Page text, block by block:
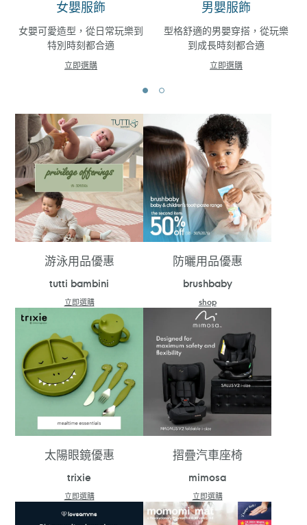
女嬰服飾
女嬰可愛造型，從日常玩樂到
特別時刻都合適
立即選購
男嬰服飾
型格舒適的男嬰穿搭，從玩樂
到成長時刻都合適
立即選購
游泳用品優惠
tutti bambini
立即選購
防曬用品優惠
brushbaby
shop
太陽眼鏡優惠
trixie
立即選購
摺疊汽車座椅
mimosa
立即選購